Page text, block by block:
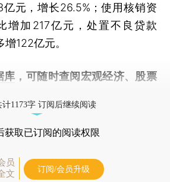
元，增长26.5%；使用核销资
增加217亿元，处置不良贷款
122亿元。
库 ，可随时查阅宏观经济、股票
计1173字 订阅后继续阅读
获取已订阅的阅读权限
员
文
订阅/会员升级